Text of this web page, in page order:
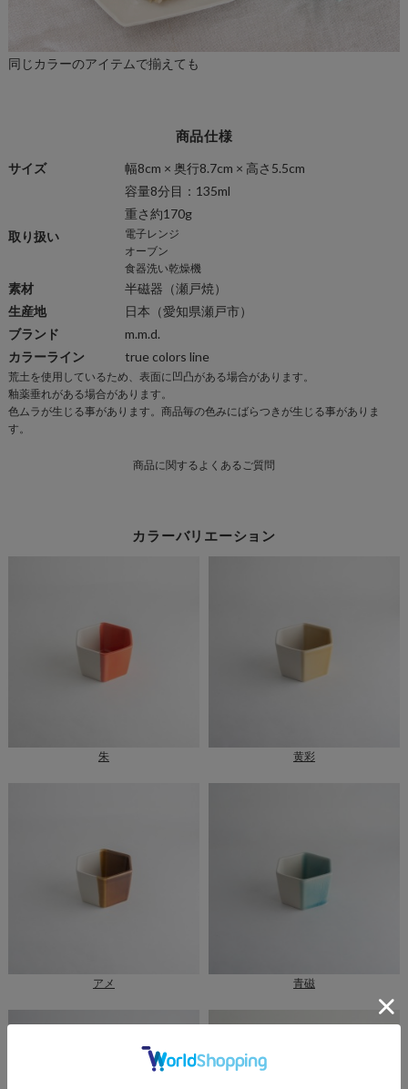
同じカラーのアイテムで揃えても
商品仕様
サイズ
幅8cm × 奥行8.7cm × 高さ5.5cm
容量8分目：135ml
重さ約170g
取り扱い
電子レンジ
オーブン
食器洗い乾燥機
素材 半磁器 （瀬戸焼）
生産地
日本（愛知県瀬戸市）
ブランド
m.m.d.
カラーライン
true colors line
商
品
仕
荒土を使用しているため、表面に凹凸がある場合があります。
釉薬垂れがある場合があります。
色ムラが生じる事があります。商品毎の色みにばらつきが生じる事がありま
す。
商品に関するよくあるご質問
カラーバリエーション
朱 黄彩
アメ 青磁